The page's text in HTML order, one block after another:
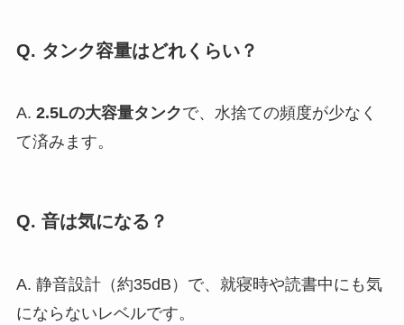
Q. タンク容量はどれくらい？
A. 2.5Lの大容量タンクで、水捨ての頻度が少なく
て済みます。
Q. 音は気になる？
A. 静音設計（約35dB）で、就寝時や読書中にも気
にならないレベルです。